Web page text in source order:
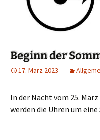
Beginn der
17. März 2023
In der Nacht vom 25. März
werden die Uhren um